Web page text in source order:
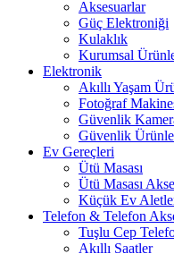
Aksesuarlar
Güç Elektroniği
Kulaklık
Kurumsal
Elektronik
Akıllı Yaşam
Fotoğraf
Güvenlik
Güvenlik
Ev Gereçleri
Ütü Masası
Ütü Masası
Küçük Ev
Telefon & Telefon
Tuşlu Cep
Akıllı Saatler